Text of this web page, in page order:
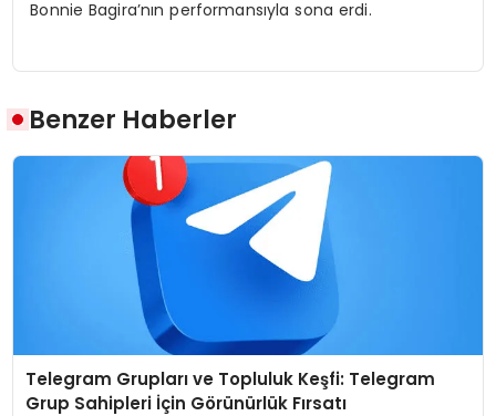
Bonnie Bagira’nın performansıyla sona erdi.
Benzer Haberler
Telegram Grupları ve Topluluk Keşfi: Telegram
Grup Sahipleri İçin Görünürlük Fırsatı